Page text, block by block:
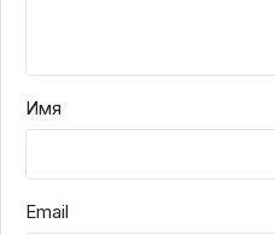
Имя
Email